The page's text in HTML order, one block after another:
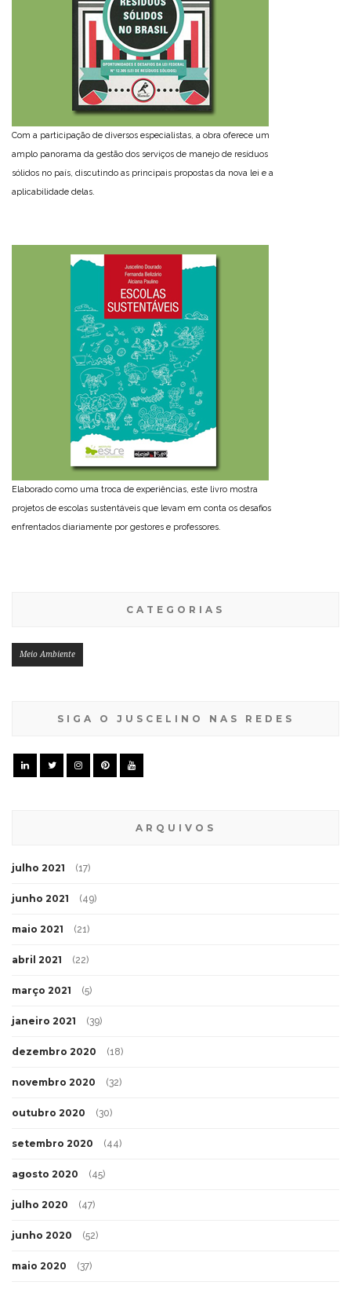
Com a participação de diversos especialistas, a obra oferece um
amplo panorama da gestão dos serviços de manejo de resíduos
sólidos no país, discutindo as principais propostas da nova lei e a
aplicabilidade delas.
Elaborado como uma troca de experiências, este livro mostra
projetos de escolas sustentáveis que levam em conta os desafios
enfrentados diariamente por gestores e professores.
CATEGORIAS
Meio Ambiente
SIGA O JUSCELINO NAS REDES
ARQUIVOS
julho 2021 (17)
junho 2021 (49)
maio 2021 (21)
abril 2021 (22)
março 2021 (5)
janeiro 2021 (39)
dezembro 2020 (18)
novembro 2020 (32)
outubro 2020 (30)
setembro 2020 (44)
agosto 2020 (45)
julho 2020 (47)
junho 2020 (52)
maio 2020 (37)